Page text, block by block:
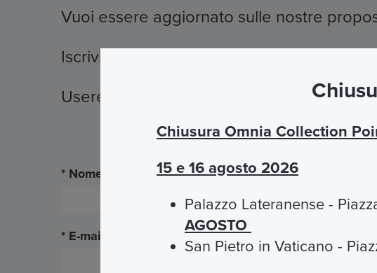
Vuoi essere aggiornato sulle nostre
Iscriviti alla nostra newsletter lasciandoci
Useremo i tuoi dati nel pieno rispetto
Nome
E-mail
Chiusura Omnia Collection
15 e 16 agosto 2026
Palazzo Lateranense -
AGOSTO
San Pietro in Vaticano -